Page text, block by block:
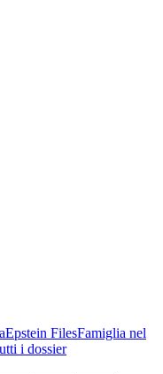
Epstein FilesFamiglia nel
i dossier